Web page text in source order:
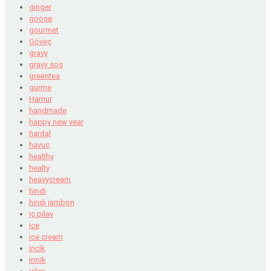
ginger
goose
gourmet
Göveç
gravy
gravy sos
greentea
gurme
Hamur
handmade
happy new year
hardal
havuç
healthy
healty
heavycream
hindi
hindi jambon
iç pilav
ice
ice cream
incik
irmik